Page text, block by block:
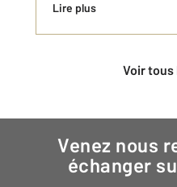
Lire plus
Voir
Venez nous rencontrer pour
échanger